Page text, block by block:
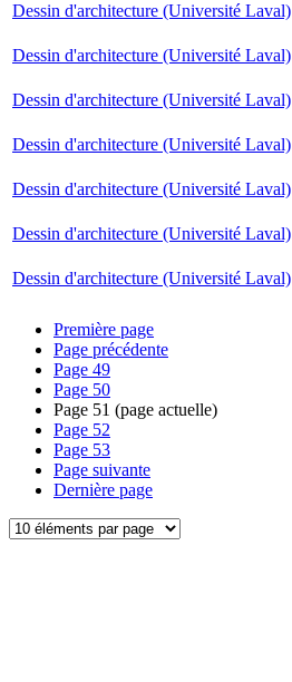
Dessin d'architecture (Université Laval)
Dessin d'architecture (Université Laval)
Dessin d'architecture (Université Laval)
Dessin d'architecture (Université Laval)
Dessin d'architecture (Université Laval)
Dessin d'architecture (Université Laval)
Dessin d'architecture (Université Laval)
Première page
Page précédente
Page 49
Page 50
Page 51 (page actuelle)
Page 52
Page 53
Page suivante
Dernière page